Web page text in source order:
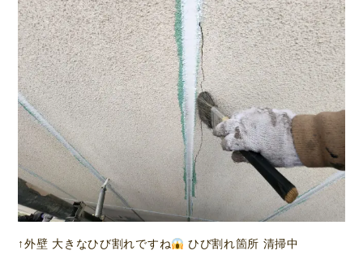
↑外壁 大きなひび割れですね ひび割れ箇所 清掃中